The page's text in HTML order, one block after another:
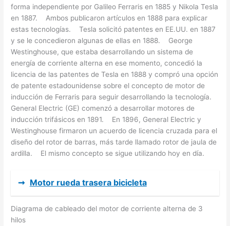
forma independiente por Galileo Ferraris en 1885 y Nikola Tesla
en 1887. Ambos publicaron artículos en 1888 para explicar
estas tecnologías. Tesla solicitó patentes en EE.UU. en 1887
y se le concedieron algunas de ellas en 1888. George
Westinghouse, que estaba desarrollando un sistema de
energía de corriente alterna en ese momento, concedió la
licencia de las patentes de Tesla en 1888 y compró una opción
de patente estadounidense sobre el concepto de motor de
inducción de Ferraris para seguir desarrollando la tecnología.
General Electric (GE) comenzó a desarrollar motores de
inducción trifásicos en 1891. En 1896, General Electric y
Westinghouse firmaron un acuerdo de licencia cruzada para el
diseño del rotor de barras, más tarde llamado rotor de jaula de
ardilla. El mismo concepto se sigue utilizando hoy en día.
➞ Motor rueda trasera bicicleta
Diagrama de cableado del motor de corriente alterna de 3
hilos